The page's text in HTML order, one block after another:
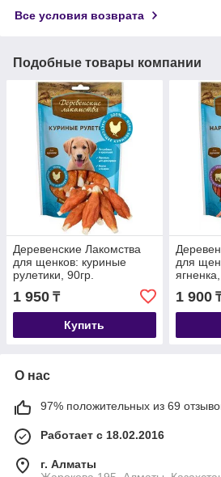
Все условия возврата
Подобные товары компании
Деревенские Лакомства
для щенков: куриные
рулетики, 90гр.
1 950 ₸
Купить
для
1 900
О нас
97% положительных из 69
Работает с 18.02.2016
г. Алматы